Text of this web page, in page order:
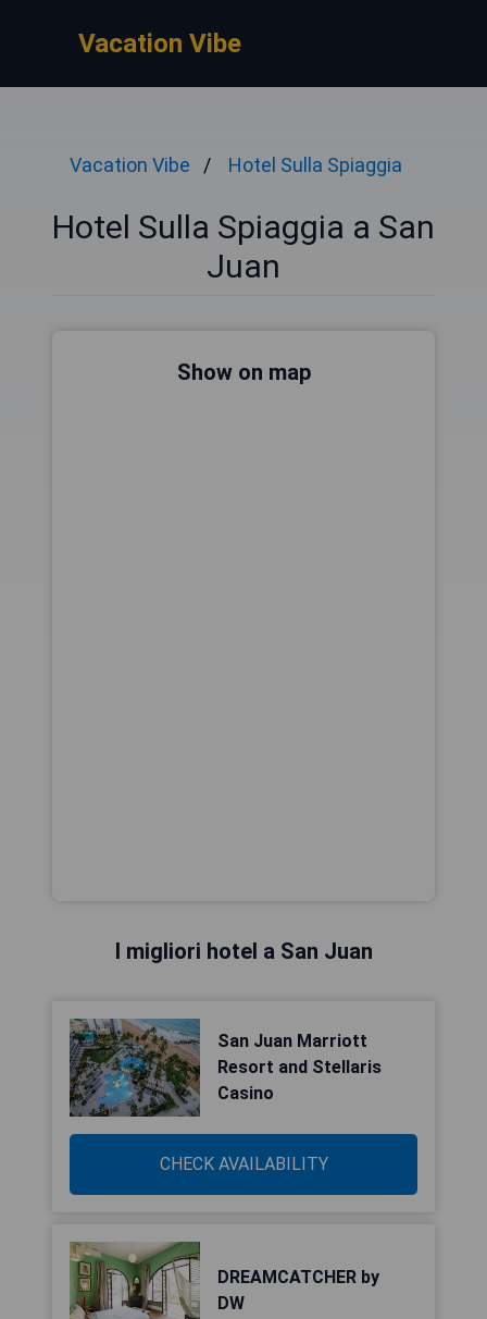
Vacation Vibe
Vacation Vibe Hotel Sulla Spiaggia
Hotel Sulla Spiaggia a San
Juan
Show on map
I migliori hotel a San Juan
San Juan Marriott
Resort and Stellaris
Casino
CHECK AVAILABILITY
DREAMCATCHER by
DW